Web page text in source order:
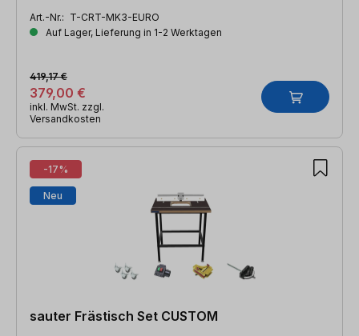
Art.-Nr.: T-CRT-MK3-EURO
Auf Lager, Lieferung in 1-2 Werktagen
379,00 €
419,17 €
inkl. MwSt. zzgl.
Versandkosten
-17%
Neu
sauter Frästisch Set CUSTOM